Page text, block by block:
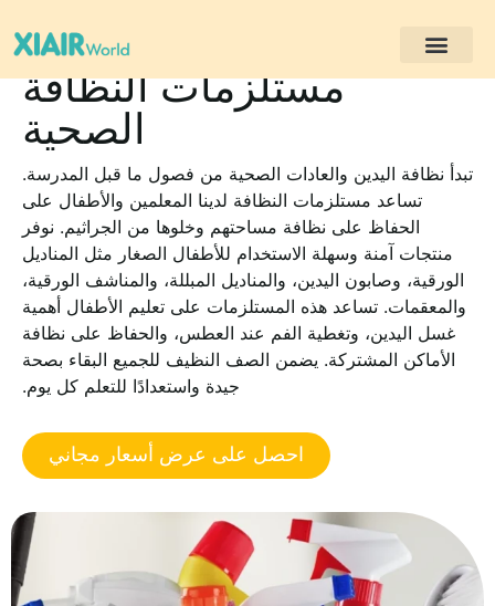
مستلزمات النظافة
الصحية
تبدأ نظافة اليدين والعادات الصحية من فصول ما قبل المدرسة.
تساعد مستلزمات النظافة لدينا المعلمين والأطفال على
الحفاظ على نظافة مساحتهم وخلوها من الجراثيم. نوفر
منتجات آمنة وسهلة الاستخدام للأطفال الصغار مثل المناديل
الورقية، وصابون اليدين، والمناديل المبللة، والمناشف الورقية،
والمعقمات. تساعد هذه المستلزمات على تعليم الأطفال أهمية
غسل اليدين، وتغطية الفم عند العطس، والحفاظ على نظافة
الأماكن المشتركة. يضمن الصف النظيف للجميع البقاء بصحة
جيدة واستعدادًا للتعلم كل يوم.
احصل على عرض أسعار مجاني